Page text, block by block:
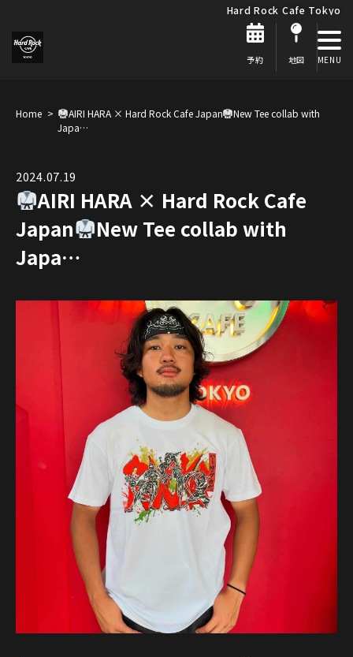
Hard Rock Cafe Tokyo
予約 地図
Home AIRI HARA × Hard Rock Cafe Japan
New Tee collab with
Japa…
2024.07.19
AIRI HARA × Hard Rock Cafe
Japan
New Tee collab with
Japa…